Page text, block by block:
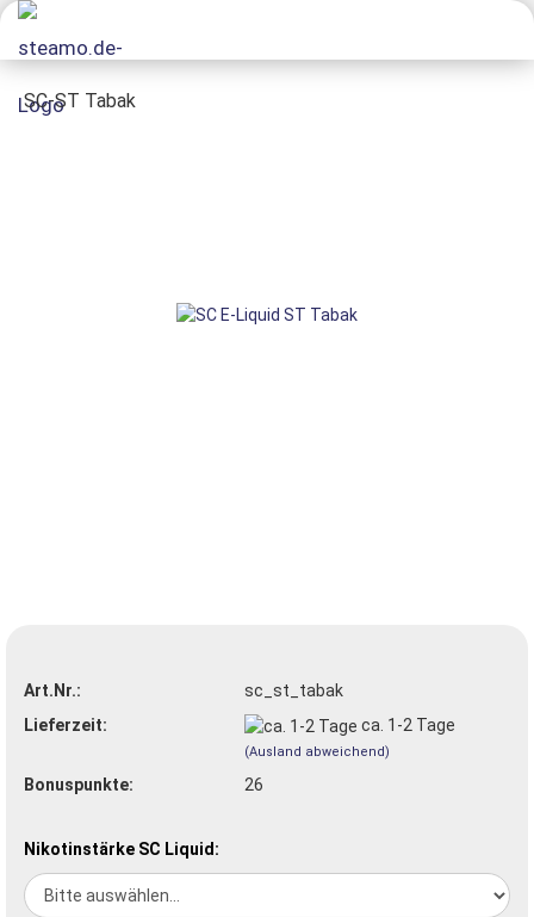
SC-ST Tabak
Art.Nr.:
sc_st_tabak
Lieferzeit:
ca. 1-2 Tage
(Ausland abweichend)
Bonuspunkte: 26
Nikotinstärke SC Liquid: